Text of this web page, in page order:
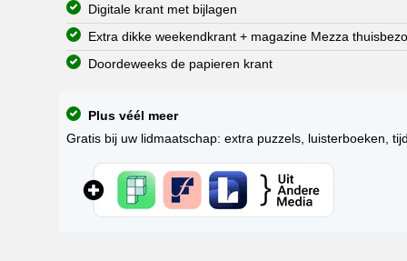
Digitale krant met bijlagen
Extra dikke weekendkrant + magazine Mezza
Doordeweeks de papieren krant
Plus véél meer
Gratis bij uw lidmaatschap: extra puzzels, luisterboeken,